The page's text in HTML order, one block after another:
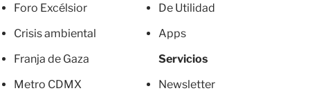
Foro Excélsior
Crisis ambiental
Franja de Gaza
Metro CDMX
De Utilidad
Apps
Servicios
Newsletter